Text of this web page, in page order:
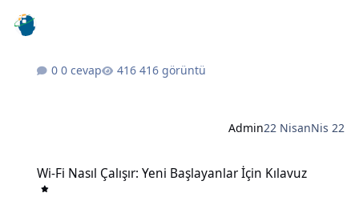
0 cevap 416 görüntü
Admin22 NisanNis 22
Wi-Fi Nasıl Çalışır: Yeni Başlayanlar İçin Kılavuz